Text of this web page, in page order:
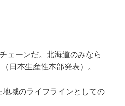
ェーンだ。北海道のみなら
日本生産性本部発表）。
域のライフラインとしての